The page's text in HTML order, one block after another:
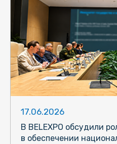
17.06.2026
В BELEXPO обсудили
в обеспечении